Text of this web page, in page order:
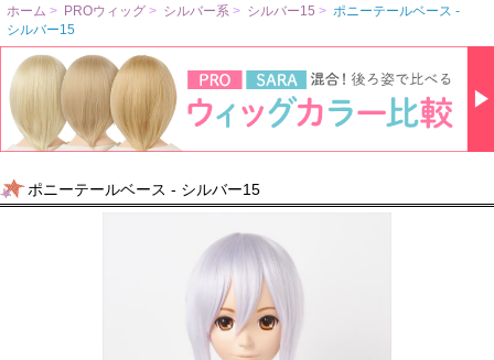
ホーム > PROウィッグ > シルバー系 > シルバー15 > ポニーテールベース -
シルバー15
ポニーテールベース - シルバー15